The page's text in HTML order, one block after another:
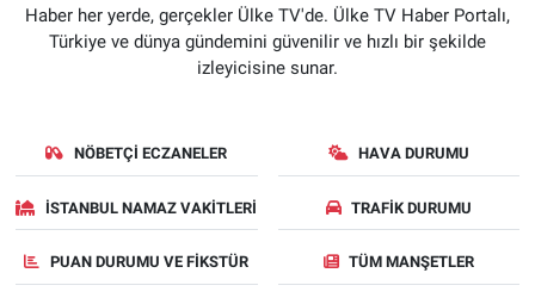
Haber her yerde, gerçekler Ülke TV'de. Ülke TV Haber Portalı,
Türkiye ve dünya gündemini güvenilir ve hızlı bir şekilde
izleyicisine sunar.
NÖBETÇI ECZANELER HAVA DURUMU
İSTANBUL NAMAZ VAKITLERI TRAFIK DURUMU
PUAN DURUMU VE FIKSTÜR TÜM MANŞETLER